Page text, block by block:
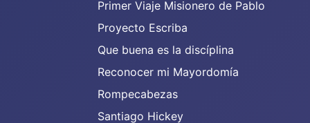
Primer Viaje Misionero de Pablo
Proyecto Escriba
Que buena es la discíplina
Reconocer mi Mayordomía
Rompecabezas
Santiago Hickey